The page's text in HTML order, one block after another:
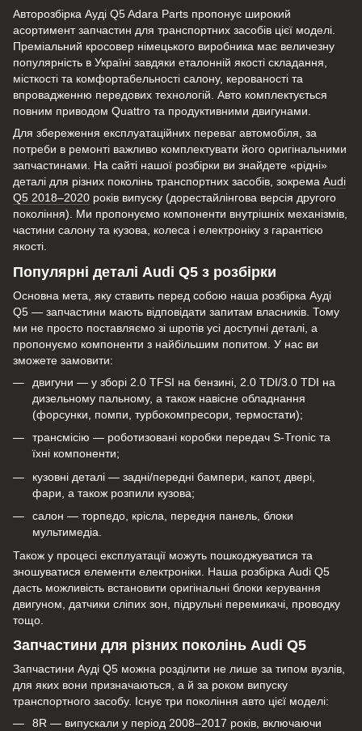
Авторозбірка Ауді Q5 Adara Parts пропонує широкий
асортимент запчастин для транспортних засобів цієї моделі.
Преміальний кросовер німецького виробника має величезну
популярність в Україні завдяки еталонній якості складання,
місткості та комфортабельності салону, керованості та
впровадженню передових технологій. Авто комплектується
повним приводом Quattro та продуктивними двигунами.
Для збереження експлуатаційних переваг автомобіля, за
потреби в ремонті важливо комплектувати його оригінальними
запчастинами. На сайті нашої розбірки ви знайдете «рідні»
деталі для різних поколінь транспортних засобів, зокрема Audi
Q5 2018–2020 років випуску (дорестайлінгова версія другого
покоління). Ми пропонуємо компоненти внутрішніх механізмів,
частини салону та кузова, колеса і електроніку з гарантією
якості.
Популярні деталі Audi Q5 з розбірки
Основна мета, яку ставить перед собою наша розбірка Aуді
Q5 — запчастини мають відповідати запитам власників. Тому
ми не просто поставляємо зі шротів усі доступні деталі, а
пропонуємо компоненти з найбільшим попитом. У нас ви
зможете замовити:
двигуни — у зборі 2.0 TFSI на бензині, 2.0 TDI/3.0 TDI на
дизельному пальному, а також навісне обладнання
(форсунки, помпи, турбокомпресори, термостати);
трансмісію — роботизовані коробки передач S-Tronic та
їхні компоненти;
кузовні деталі — задні/передні бампери, капот, двері,
фари, а також розпили кузова;
салон — торпедо, крісла, передня панель, блоки
мультимедіа.
Також у процесі експлуатації можуть пошкоджуватися та
зношуватися елементи електроніки. Наша розбірка Audi Q5
дасть можливість встановити оригінальні блоки керування
двигуном, датчики сліпих зон, підрульні перемикачі, проводку
тощо.
Запчастини для різних поколінь Audi Q5
Запчастини Ауді Q5 можна розділити не лише за типом вузлів,
для яких вони призначаються, а й за роком випуску
транспортного засобу. Існує три покоління авто цієї моделі:
8R — випускали у період 2008–2017 років, включаючи